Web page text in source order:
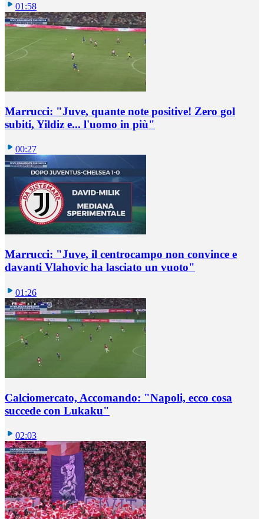
01:58
Marrucci: "Juve, quante note positive! Zero gol
subiti, Yildiz e... l'uomo in più"
00:27
Marrucci: "Juve, il centrocampo non convince e
davanti Vlahovic ha lasciato un vuoto"
01:26
Calciomercato, Accomando: "Napoli, ecco cosa
succede con Lukaku"
02:03